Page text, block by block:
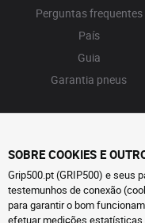
Perguntas frequentes
País
Guia
Garantia pneus
SOBRE COOKIES E
Grip500.pt (GRIP500) e seus
testemunhos de conexão
para garantir o bom
efetuar medições estatísticas